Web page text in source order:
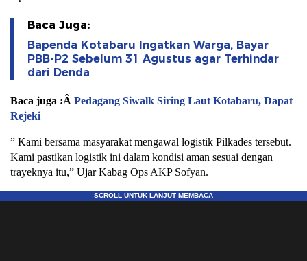
Baca Juga:
Bapenda Kotabaru Ingatkan Warga, Bayar
PBB-P2 Sebelum 31 Agustus agar Terhindar
dari Denda
Baca juga :Â Pedagang Siwalk Siring Laut Kotabaru, Dapat
Rejeki
” Kami bersama masyarakat mengawal logistik Pilkades tersebut.
Kami pastikan logistik ini dalam kondisi aman sesuai dengan
trayeknya itu,” Ujar Kabag Ops AKP Sofyan.